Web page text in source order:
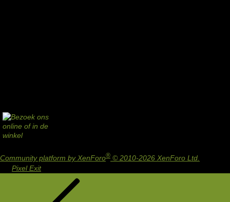
Community platform by XenForo® © 2010-2026 XenForo Ltd.
Pixel Exit